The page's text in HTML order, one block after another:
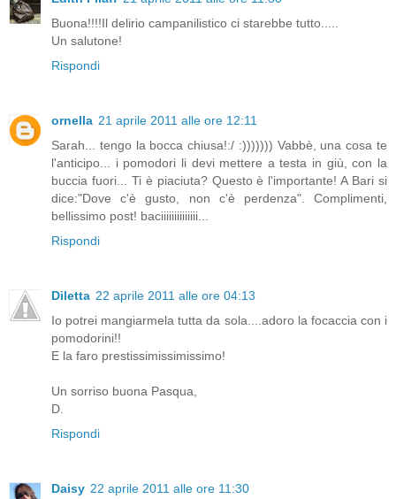
Buona!!!!Il delirio campanilistico ci starebbe tutto.....
Un salutone!
Rispondi
ornella 21 aprile 2011 alle ore 12:11
Sarah... tengo la bocca chiusa!:/ :))))))) Vabbè, una cosa te
l'anticipo... i pomodori li devi mettere a testa in giù, con la
buccia fuori... Ti è piaciuta? Questo è l'importante! A Bari si
dice:"Dove c'è gusto, non c'è perdenza". Complimenti,
bellissimo post! baciiiiiiiiiiiiii...
Rispondi
Diletta 22 aprile 2011 alle ore 04:13
Io potrei mangiarmela tutta da sola....adoro la focaccia con i
pomodorini!!
E la faro prestissimissimissimo!
Un sorriso buona Pasqua,
D.
Rispondi
Daisy 22 aprile 2011 alle ore 11:30